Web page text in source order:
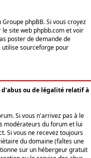
phpBB. Si vous croyez
site web phpbb.com et voir
poster de demande de
utilise sourceforge pour
d'abus ou de légalité relatif à
Si vous n'arrivez pas à le
modérateurs du forum et lui
Si vous ne recevez toujours
du domaine (faîtes une
sur un hébergeur gratuit